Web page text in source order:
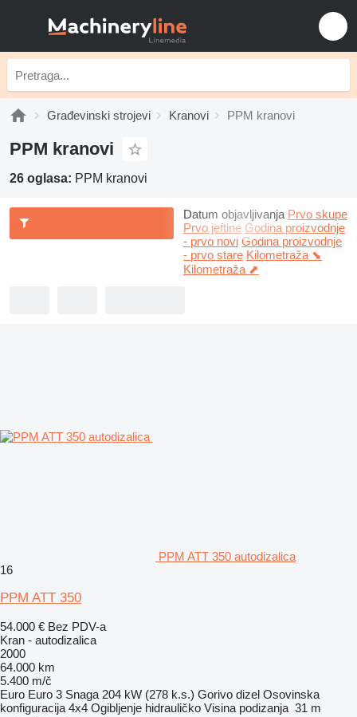
Građevinski strojevi Kranovi PPM kranovi
PPM kranovi
26 oglasa: PPM kranovi
Datum objavljivanja Prvo skupe
Prvo jeftine Godina proizvodnje
- prvo novi Godina proizvodnje
- prvo stare Kilometraža ⬊
Kilometraža ⬈
PPM ATT 350 autodizalica
16
PPM ATT 350
54.000 € Bez PDV-a
Kran - autodizalica
2000
64.000 km
5.400 m/č
Euro Euro 3 Snaga 204 kW (278 k.s.) Gorivo dizel Osovinska
konfiguracija 4x4 Ogibljenje hidrauličko Visina podizanja 31 m